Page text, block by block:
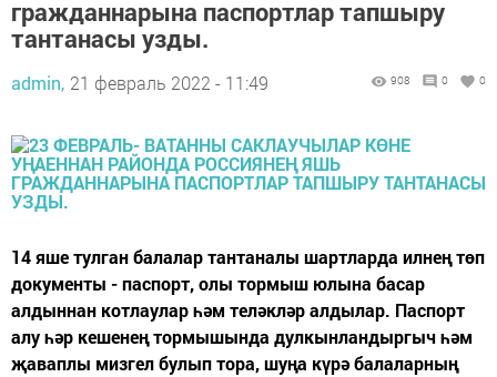
гражданнарына паспортлар тапшыру
тантанасы узды.
admin, 21 февраль 2022 - 11:49 908 0 0
14 яше тулган балалар тантаналы шартларда илнең төп
документы - паспорт, олы тормыш юлына басар
алдыннан котлаулар һәм теләкләр алдылар. Паспорт
алу һәр кешенең тормышында дулкынландыргыч һәм
җаваплы мизгел булып тора, шуңа күрә балаларның